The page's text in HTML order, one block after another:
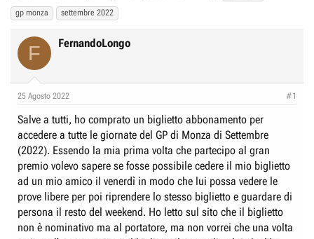
r
a
r
D
i
s
c
u
s
s
a
i
z
i
o
gp monza
settembre 2022
F FernandoLongo
25 Agosto 2022 #1
Salve a tutti, ho comprato un biglietto abbonamento per
accedere a tutte le giornate del GP di Monza di Settembre
(2022). Essendo la mia prima volta che partecipo al gran
premio volevo sapere se fosse possibile cedere il mio biglietto
ad un mio amico il venerdì in modo che lui possa vedere le
prove libere per poi riprendere lo stesso biglietto e guardare di
persona il resto del weekend. Ho letto sul sito che il biglietto
non è nominativo ma al portatore, ma non vorrei che una volta